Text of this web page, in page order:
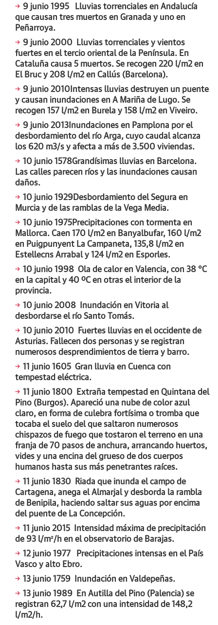
9 junio 1995
Lluvias torrenciales en Andalucía
que causan tres muertos en Granada y uno en
Peñarroya.
9 junio 2000
Lluvias torrenciales y vientos
fuertes en el tercio oriental de la Península. En
Cataluña causa 5 muertos. Se recogen 220 l/m2 en
El Bruc y 208 l/m2 en Callús (Barcelona).
9 junio 2010 Intensas lluvias destruyen un puente
y causan inundaciones en A Mariña de Lugo. Se
recogen 157 l/m2 en Burela y 158 l/m2 en Viveiro.
9 junio 2013 Inundaciones en Pamplona por el
desbordamiento del río Arga, cuyo caudal alcanza
los 620 m3/s y afecta a más de 3.500 viviendas.
10 junio 1578Grandísimas lluvias en Barcelona.
Las calles parecen ríos y las inundaciones causan
daños.
10 junio 1929Desbordamiento del Segura en
Murcia y de las ramblas de la Vega Media.
10 junio 1975Precipitaciones con tormenta en
Mallorca. Caen 170 l/m2 en Banyalbufar, 160 l/m2
en Puigpunyent La Campaneta, 135,8 l/m2 en
Estellecns Arrabal y 124 l/m2 en Esporles.
10 junio 1998 Ola de calor en Valencia, con 38 °C
en la capital y 40 ºC en otras el interior de la
provincia.
10 junio 2008
Inundación en Vitoria al
desbordarse el río Santo Tomás.
10 junio 2010
Fuertes lluvias en el occidente de
Asturias. Fallecen dos personas y se registran
numerosos desprendimientos de tierra y barro.
11 junio 1605 Gran lluvia en Cuenca con
tempestad eléctrica.
11 junio 1800
Extraña tempestad en Quintana del
Pino (Burgos). Apareció una nube de color azul
claro, en forma de culebra fortísima o tromba que
tocaba el suelo del que saltaron numerosos
chispazos de fuego que tostaron el terreno en una
franja de 70 pasos de anchura, arrancando huertos,
vides y una encina del grueso de dos cuerpos
humanos hasta sus más penetrantes raíces.
11 junio 1830
Riada que inunda el campo de
Cartagena, anega el Almarjal y desborda la rambla
de Benipila, haciendo saltar sus aguas por encima
del puente de La Concepción.
11 junio 2015
Intensidad máxima de precipitación
de 93 l/m²/h en el observatorio de Barajas.
12 junio 1977
Precipitaciones intensas en el País
Vasco y alto Ebro.
13 junio 1759
Inundación en Valdepeñas.
13 junio 1989
En Autilla del Pino (Palencia) se
registran 62,7 l/m2 con una intensidad de 148,2
l/m2/h.